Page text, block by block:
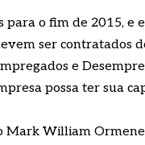
para o fim de 2015, e
ser contratados
e
possa ter sua
Mark William